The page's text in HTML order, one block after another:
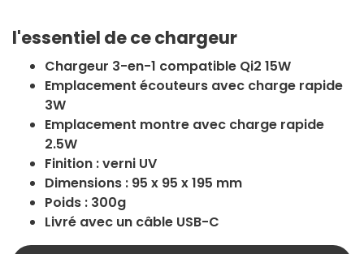
l'essentiel de ce chargeur
Chargeur 3-en-1 compatible Qi2 15W
Emplacement écouteurs avec charge rapide
3W
Emplacement montre avec charge rapide
2.5W
Finition : verni UV
Dimensions : 95 x 95 x 195 mm
Poids : 300g
Livré avec un câble USB-C